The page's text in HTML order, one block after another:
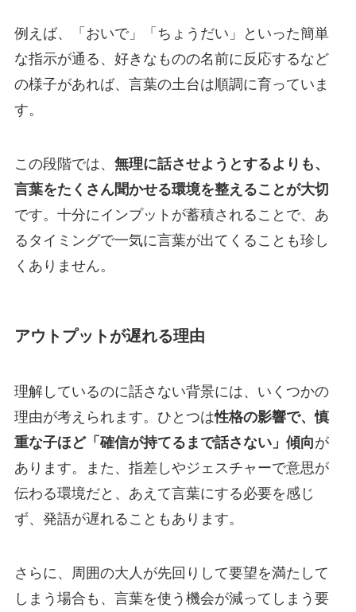
例えば、「おいで」「ちょうだい」といった簡単
な指示が通る、好きなものの名前に反応するなど
の様子があれば、言葉の土台は順調に育っていま
す。
この段階では、 無理に話させようとするよりも、
言葉をたくさん聞かせる環境を整えることが大切
です。十分にインプットが蓄積されることで、あ
るタイミングで一気に言葉が出てくることも珍し
くありません。
アウトプットが遅れる理由
理解しているのに話さない背景には、いくつかの
理由が考えられます。ひとつは性格の影響で、慎
重な子ほど「確信が持てるまで話さない」傾向が
あります。また、指差しやジェスチャーで意思が
伝わる環境だと、あえて言葉にする必要を感じ
ず、発語が遅れることもあります。
さらに、周囲の大人が先回りして要望を満たして
しまう場合も、言葉を使う機会が減ってしまう要